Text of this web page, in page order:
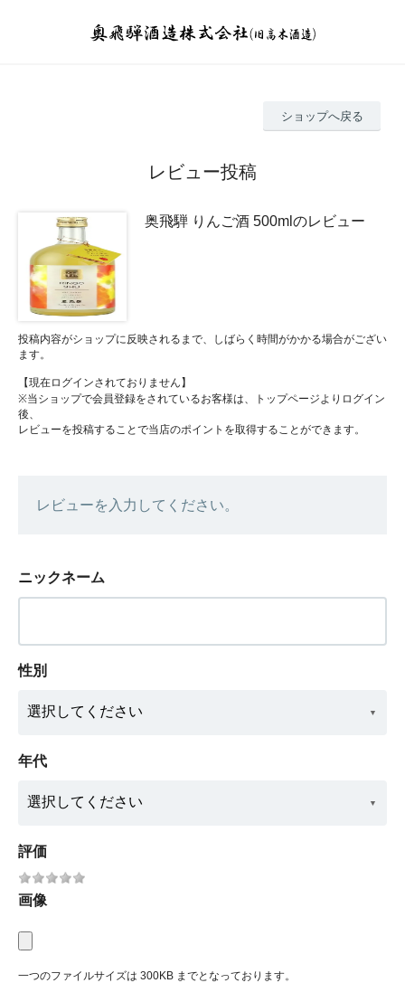
ショップへ戻る
レビュー投稿
奥飛騨 りんご酒 500mlのレビュー
投稿内容がショップに反映されるまで、しばらく時間がかかる場合がござい
ます。
【現在ログインされておりません】
※当ショップで会員登録をされているお客様は、トップページよりログイン
後、
レビューを投稿することで当店のポイントを取得することができます。
レビューを入力してください。
ニックネーム
性別
年代
評価
画像
一つのファイルサイズは 300KB までとなっております。